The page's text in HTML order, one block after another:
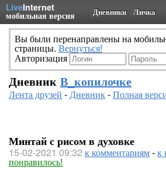
LiveInternet
мобильная версия Дневники Личка
Вы были перенаправлены на
страницы. Вернуться!
Авторизация
Дневник В_копилочке
Лента друзей -Дневник-Полная
Минтай с рисом в духовке
15-02-2021 09:32 к комментариям-к
понравилось!